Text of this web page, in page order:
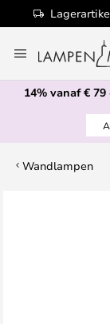
naar
de
inhoud
14% vanaf € 79
Wandlampen